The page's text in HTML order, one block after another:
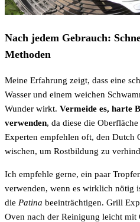
Nach jedem Gebrauch:
Methoden
Meine Erfahrung zeigt, dass eine
Wasser und einem weichen
Wunder wirkt. Vermeide es, harte
verwenden, da diese die
Experten empfehlen oft, den Dutch
wischen, um Rostbildung zu
Ich empfehle gerne, ein paar
verwenden, wenn es wirklich nötig
die Patina beeinträchtigen. Grill
Oven nach der Reinigung leicht mit